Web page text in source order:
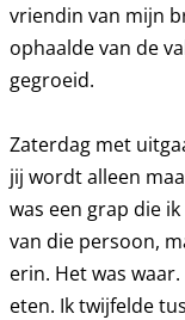
vriendin van mijn
ophaalde van de
gegroeid.
Zaterdag met
jij wordt alleen
was een grap die
van die persoon,
erin. Het was
eten. Ik twijfelde